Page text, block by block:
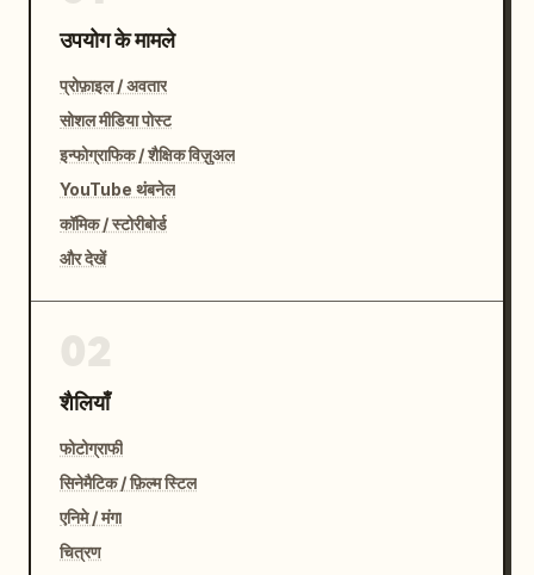
उपयोग के मामले
प्रोफ़ाइल / अवतार
सोशल मीडिया पोस्ट
इन्फोग्राफिक / शैक्षिक विज़ुअल
YouTube थंबनेल
कॉमिक / स्टोरीबोर्ड
और देखें
शैलियाँ
फोटोग्राफी
सिनेमैटिक / फ़िल्म स्टिल
एनिमे / मंगा
चित्रण